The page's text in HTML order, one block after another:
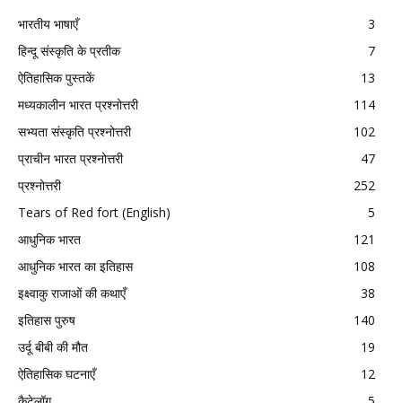
भारतीय भाषाएँ
3
हिन्दू संस्कृति के प्रतीक
7
ऐतिहासिक पुस्तकें
13
मध्यकालीन भारत प्रश्नोत्तरी
114
सभ्यता संस्कृति प्रश्नोत्तरी
102
प्राचीन भारत प्रश्नोत्तरी
47
प्रश्नोत्तरी
252
Tears of Red fort (English)
5
आधुनिक भारत
121
आधुनिक भारत का इतिहास
108
इक्ष्वाकु राजाओं की कथाएँ
38
इतिहास पुरुष
140
उर्दू बीबी की मौत
19
ऐतिहासिक घटनाएँ
12